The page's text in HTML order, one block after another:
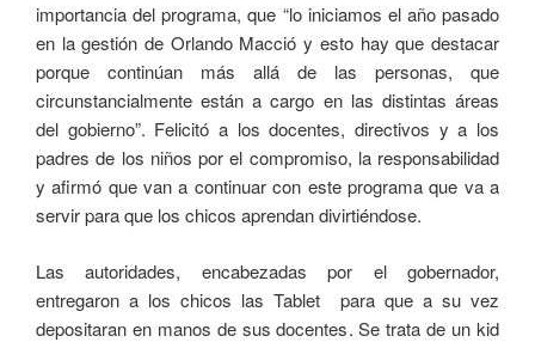
importancia del programa, que “lo iniciamos el año pasado
en la gestión de Orlando Macció y esto hay que destacar
porque continúan más allá de las personas, que
circunstancialmente están a cargo en las distintas áreas
del gobierno”. Felicitó a los docentes, directivos y a los
padres de los niños por el compromiso, la responsabilidad
y afirmó que van a continuar con este programa que va a
servir para que los chicos aprendan divirtiéndose.
Las autoridades, encabezadas por el gobernador,
entregaron a los chicos las Tablet para que a su vez
depositaran en manos de sus docentes. Se trata de un kid